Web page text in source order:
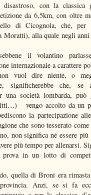
con la classica
da 6,5km, con oltre
di Cicognola, che, per
Moratti), alla quale negli
il volantino
internazionale a carattere
vuol dire niente, o
significherebbe che,
una società lombarda, può
– vengo accolto da un
la partecipazione
che sono tesserato
non significa né essere
più tempo per allenarsi.
prova in un lotto di
quella di Broni era
Anzi, se si fa